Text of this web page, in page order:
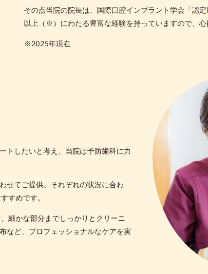
その点当院の院長は、国際口腔インプラント学会「認
以上（※）にわたる豊富な経験を持っていますので、心
※2025年現在
トしたいと考え、当院は予防歯科に力
せてご提供。それぞれの状況に合わ
すめです。
細かな部分までしっかりとクリーニ
など、プロフェッショナルなケアを実